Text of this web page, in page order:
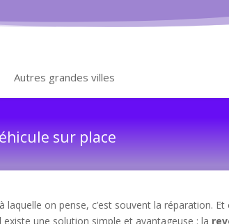
Autres grandes villes
sur place
on pense, c’est souvent la réparation. Et
une solution simple et avantageuse : la